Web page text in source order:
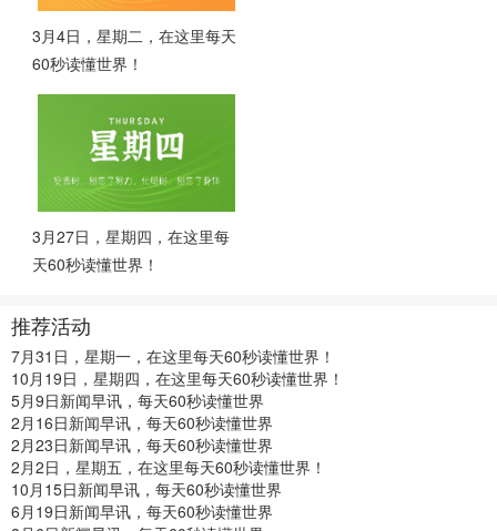
3月4日，星期二，在这里每天
60秒读懂世界！
3月27日，星期四，在这里每
天60秒读懂世界！
推荐活动
7月31日，星期一，在这里每天60秒读懂世界！
10月19日，星期四，在这里每天60秒读懂世界！
5月9日新闻早讯，每天60秒读懂世界
2月16日新闻早讯，每天60秒读懂世界
2月23日新闻早讯，每天60秒读懂世界
2月2日，星期五，在这里每天60秒读懂世界！
10月15日新闻早讯，每天60秒读懂世界
6月19日新闻早讯，每天60秒读懂世界